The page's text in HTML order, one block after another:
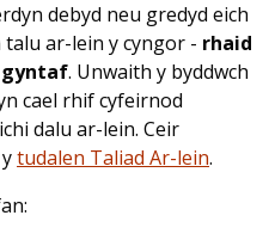
debyd neu gredyd eich
ar-lein y cyngor - rhaid
gyntaf. Unwaith y byddwch
cael rhif cyfeirnod
dalu ar-lein. Ceir
tudalen Taliad Ar-lein.